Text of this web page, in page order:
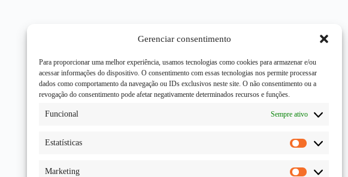
Gerenciar consentimento
Para proporcionar uma melhor experiência, usamos tecnologias como cookies para armazenar e/ou
acessar informações do dispositivo. O consentimento com essas tecnologias nos permite processar
dados como comportamento da navegação ou IDs exclusivos neste site. O não consentimento ou a
revogação do consentimento pode afetar negativamente determinados recursos e funções.
Funcional Sempre ativo
Estatísticas Estatísticas
Marketing